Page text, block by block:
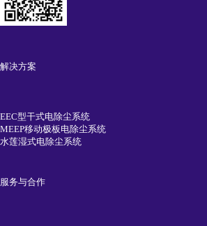
解决方案
EEC型干式电除尘系统
MEEP移动极板电除尘系统
水莲湿式电除尘系统
服务与合作